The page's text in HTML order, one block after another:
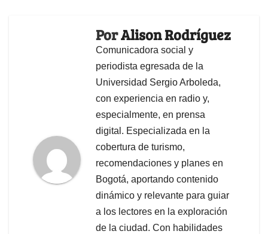
PorAlison Rodríguez
Comunicadora social y
periodista egresada de la
Universidad Sergio Arboleda,
con experiencia en radio y,
especialmente, en prensa
digital. Especializada en la
cobertura de turismo,
recomendaciones y planes en
Bogotá, aportando contenido
dinámico y relevante para guiar
a los lectores en la exploración
de la ciudad. Con habilidades